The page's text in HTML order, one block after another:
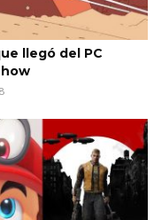
llegó del PC